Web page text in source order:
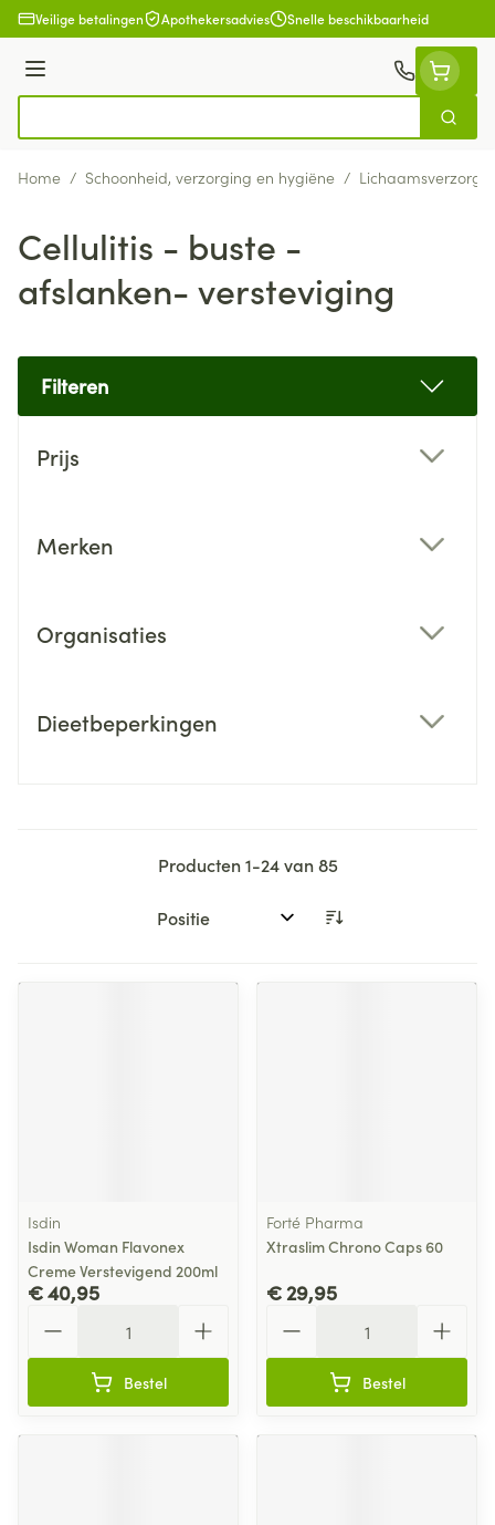
Ga naar de inhoud
Veilige betalingen Apothekersadvies Snelle beschikbaarheid
Menu
Zoek
Home / Schoonheid, verzorging en hygiëne /
Cellulitis - buste -
afslanken- versteviging
Filteren
Prijs
Merken
Organisaties
Dieetbeperkingen
Producten1-24van85
Sorteer op:
Isdin
Isdin Woman Flavonex
Creme Verstevigend 200ml
€ 40,95
Bestel
Forté Pharma
Xtraslim Chrono Caps 60
€ 29,95
Bestel